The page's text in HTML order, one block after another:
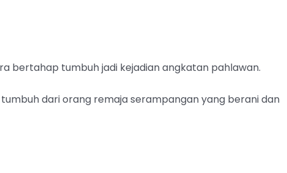
bertahap tumbuh jadi kejadian angkatan pahlawan.
dari orang remaja serampangan yang berani dan